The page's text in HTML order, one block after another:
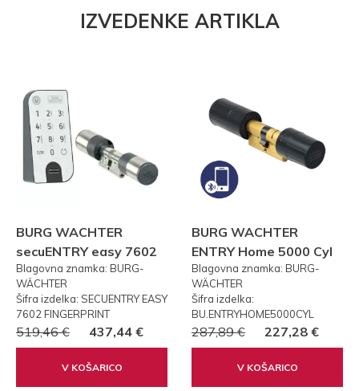
IZVEDENKE ARTIKLA
BURG WACHTER
secuENTRY easy 7602
FP PRSTNI ODTIS
Blagovna znamka: BURG-
WÄCHTER
Šifra izdelka: SECUENTRY EASY
7602 FINGERPRINT
519,46 € 437,44 €
V KOŠARICO
BURG WACHTER
ENTRY Home 5000 Cyl
Blagovna znamka: BURG-
WÄCHTER
Šifra izdelka:
BU.ENTRYHOME5000CYL
287,89 € 227,28 €
V KOŠARICO